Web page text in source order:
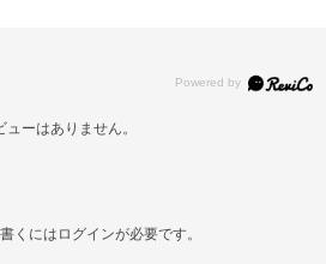
ューはありません。
くには ログインが必要です。